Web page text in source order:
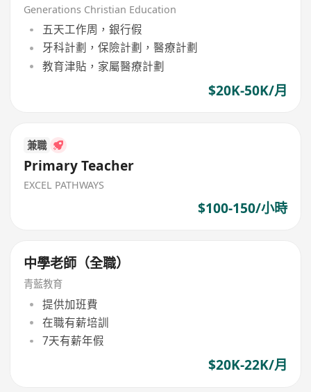
Generations Christian Education
五天工作周，銀行假
牙科計劃，保險計劃，醫療計劃
教育津貼，家屬醫療計劃
$20K-50K/月
兼職
Primary Teacher
EXCEL PATHWAYS
$100-150/小時
中學老師（全職）
青藍教育
提供加班費
在職有薪培訓
7天有薪年假
$20K-22K/月